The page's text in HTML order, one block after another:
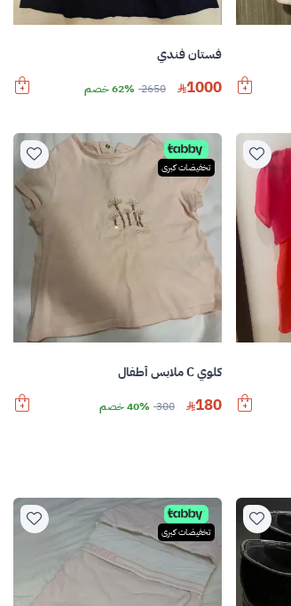
فستان فندي
1000
2650 62% خصم
تخفيضات كبرى
كلوي C ملابس أطفال
180
300 40% خصم
تخفيضات كبرى